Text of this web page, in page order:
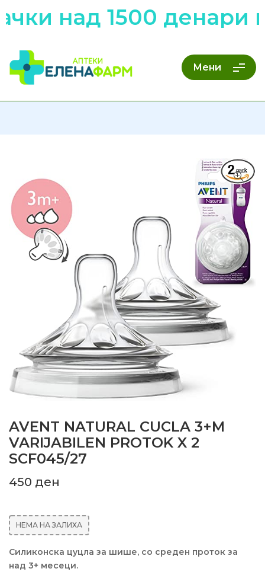
над 1500 денари
Мени
AVENT NATURAL CUCLA 3+M
VARIJABILEN PROTOK X 2
SCF045/27
450 ден
НЕМА НА ЗАЛИХА
Силиконска цуцла за шише, со среден проток за
над 3+ месеци.